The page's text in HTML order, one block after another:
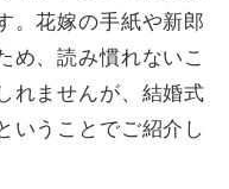
。花嫁の手紙や新郎
め、読み慣れないこ
れませんが、結婚式
いうことでご紹介し